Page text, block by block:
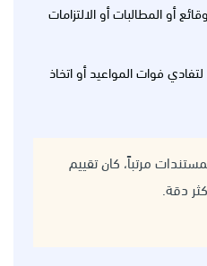
أو المطالبات أو الالتزامات
لتفادي فوات المواعيد أو اتخاذ
مرتباً، كان تقييم
دقة.